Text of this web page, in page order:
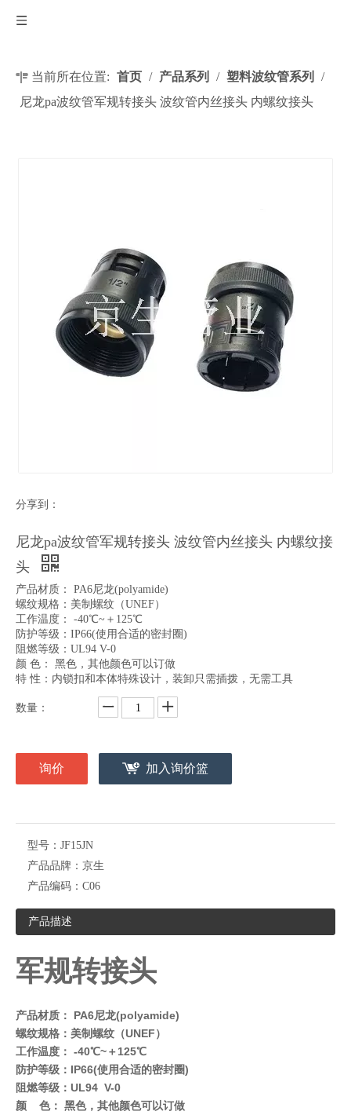
当前所在位置: 首页 / 产品系列 / 塑料波纹管系列
/
尼龙pa波纹管军规转接头 波纹管内丝接头 内螺纹接头
分享到：
尼龙pa波纹管军规转接头 波纹管内丝接头 内螺纹接
头
产品材质： PA6尼龙(polyamide)
螺纹规格：美制螺纹（UNEF）
工作温度： -40℃~＋125℃
防护等级：IP66(使用合适的密封圈)
阻燃等级：UL94 V-0
颜 色： 黑色，其他颜色可以订做
特 性：内锁扣和本体特殊设计，装卸只需插拨，无需工具
数量：
询价 加入询价篮
型号： JF15JN
产品品牌： 京生
产品编码： C06
产品描述
军规转接头
产品材质： PA6尼龙(polyamide)
螺纹规格：美制螺纹（UNEF）
工作温度： -40℃~＋125℃
防护等级：IP66(使用合适的密封圈)
阻燃等级：UL94 V-0
颜 色： 黑色，其他颜色可以订做